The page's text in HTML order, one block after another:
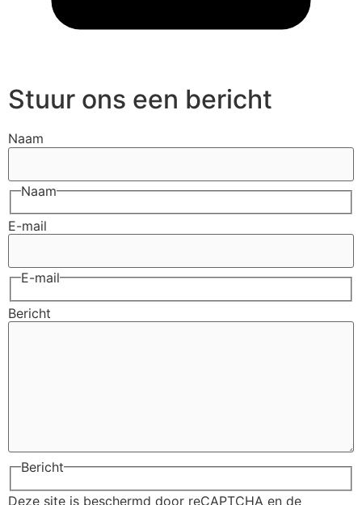
Stuur ons een bericht
Naam
Naam
E-mail
E-mail
Bericht
Bericht
Deze site is beschermd door reCAPTCHA en de